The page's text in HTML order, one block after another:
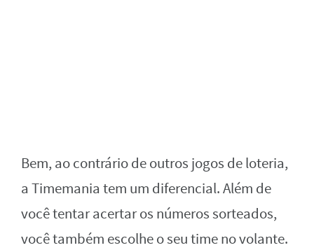
Bem, ao contrário de outros jogos de loteria,
a Timemania tem um diferencial. Além de
você tentar acertar os números sorteados,
você também escolhe o seu time no volante.